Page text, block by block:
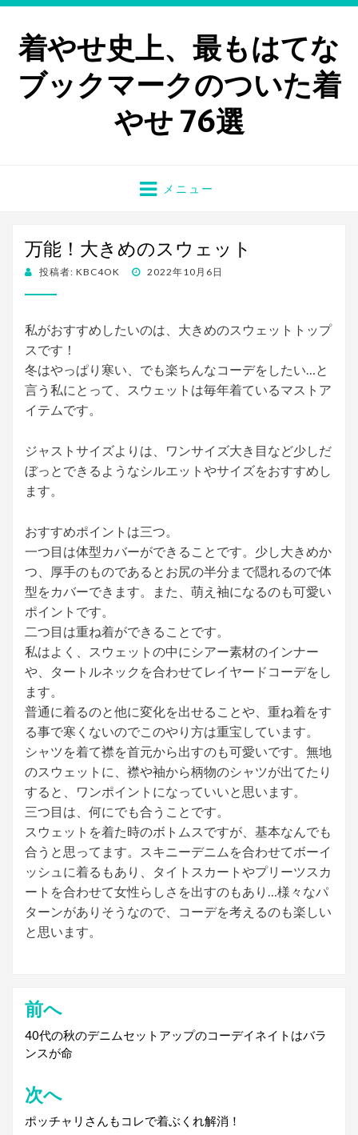
着やせ史上、最もはてな
ブックマークのついた着
やせ 76選
メニュー
万能！大きめのスウェット
投稿者: KBC4OK
投 2022年10月6日
私がおすすめしたいのは、大きめのスウェットトップ
スです！
冬はやっぱり寒い、でも楽ちんなコーデをしたい…と
言う私にとって、スウェットは毎年着ているマストア
イテムです。
ジャストサイズよりは、ワンサイズ大き目など少しだ
ぼっとできるようなシルエットやサイズをおすすめし
ます。
おすすめポイントは三つ。
一つ目は体型カバーができることです。少し大きめか
つ、厚手のものであるとお尻の半分まで隠れるので体
型をカバーできます。また、萌え袖になるのも可愛い
ポイントです。
二つ目は重ね着ができることです。
私はよく、スウェットの中にシアー素材のインナー
や、タートルネックを合わせてレイヤードコーデをし
ます。
普通に着るのと他に変化を出せることや、重ね着をす
る事で寒くないのでこのやり方は重宝しています。
シャツを着て襟を首元から出すのも可愛いです。無地
のスウェットに、襟や袖から柄物のシャツが出てたり
すると、ワンポイントになっていいと思います。
三つ目は、何にでも合うことです。
スウェットを着た時のボトムスですが、基本なんでも
合うと思ってます。スキニーデニムを合わせてボーイ
ッシュに着るもあり、タイトスカートやプリーツスカ
ートを合わせて女性らしさを出すのもあり…様々なパ
ターンがありそうなので、コーデを考えるのも楽しい
と思います。
投
稿
ナ
ビ
ゲ
前へ
40代の秋のデニムセットアップのコーデイネイトはバラ
ンスが命
次へ
ポッチャリさんもコレで着ぶくれ解消！